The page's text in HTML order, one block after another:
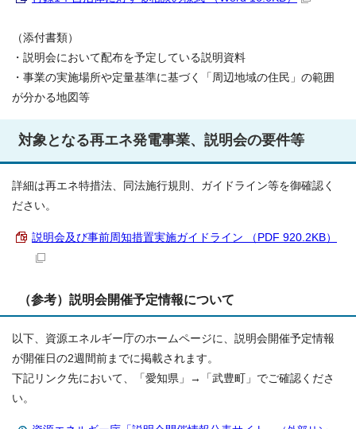
（添付書類）
・説明会において配布を予定している説明資料
・事業の実施場所や定量基準に基づく「周辺地域の住民」の範囲
が分かる地図等
対象となる再エネ発電事業、説明会の要件等
詳細は再エネ特措法、同法施行規則、ガイドライン等を御確認く
ださい。
説明会及び事前周知措置実施ガイドライン （PDF 920.2KB）
（参考）説明会開催予定情報について
以下、資源エネルギー庁のホームページに、説明会開催予定情報
が開催日の2週間前までに掲載されます。
下記リンク先において、「愛知県」→「武豊町」でご確認くださ
い。